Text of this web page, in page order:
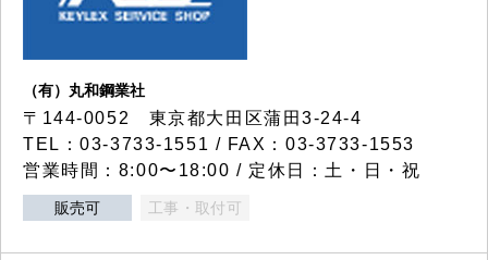
（有）丸和鋼業社
〒144-0052 東京都大田区蒲田3-24-4
TEL：03-3733-1551 / FAX：03-3733-1553
営業時間：8:00〜18:00 / 定休日：土・日・祝
販売可 工事・取付可